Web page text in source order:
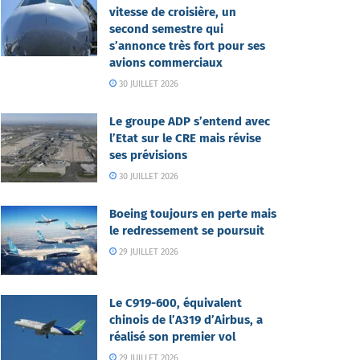
vitesse de croisière, un
second semestre qui
s’annonce très fort pour ses
avions commerciaux
30 JUILLET 2026
Le groupe ADP s’entend avec
l’Etat sur le CRE mais révise
ses prévisions
30 JUILLET 2026
Boeing toujours en perte mais
le redressement se poursuit
29 JUILLET 2026
Le C919-600, équivalent
chinois de l’A319 d’Airbus, a
réalisé son premier vol
29 JUILLET 2026